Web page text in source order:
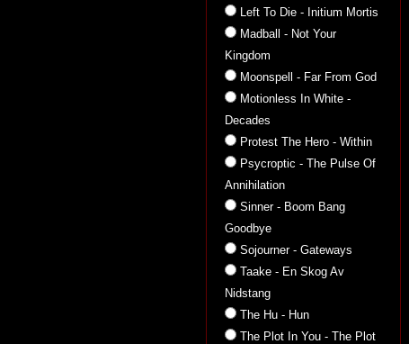
Left To Die - Initium Mortis
Madball - Not Your
Kingdom
Moonspell - Far From God
Motionless In White -
Decades
Protest The Hero - Within
Psycroptic - The Pulse Of
Annihilation
Sinner - Boom Bang
Goodbye
Sojourner - Gateways
Taake - En Skog Av
Nidstang
The Hu - Hun
The Plot In You - The Plot